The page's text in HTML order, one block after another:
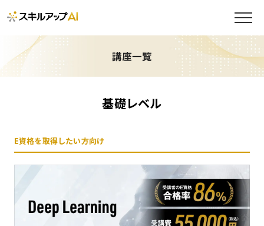
講座一覧
基礎レベル
E資格を取得したい方向け